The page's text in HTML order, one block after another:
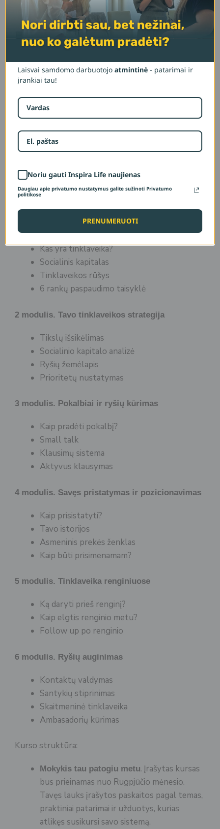
Šarūnė Petrošiūtė– žmogus kontaktas,
tinklaveikos ir socialinio kapitalo ekspertė, Inspira
įkūrėja.
14+ metų patirtis kuriant ryšius įvairiose
organizacijose.
Šimtai žmonių dalyvavo jos mokymuose ir
dirbtuvėse.
Podcasto „90 dienų su tinklaveika“ autorė.
Dirba su verslais, specialistais ir
ryšius, kurie virsta galimybėmis.
1 modulis. Tinklaveikos pagrindai
Kas yra tinklaveika?
Socialinis kapitalas
Tinklaveikos rūšys
6 rankų paspaudimo taisyklė
2 modulis. Tavo tinklaveikos strategija
Tikslų išsikėlimas
Socialinio kapitalo analizė
Ryšių žemėlapis
Prioritetų nustatymas
3 modulis. Pokalbiai ir ryšių kūrimas
Kaip pradėti pokalbį?
Small talk
Klausimų sistema
Aktyvus klausymas
4 modulis. Savęs pristatymas ir pozicionavimas
Kaip prisistatyti?
Tavo istorijos
Asmeninis prekės ženklas
Kaip būti prisimenamam?
5 modulis. Tinklaveika renginiuose
Ką daryti prieš renginį?
Kaip elgtis renginio metu?
Follow up po renginio
6 modulis. Ryšių auginimas
Kontaktų valdymas
Santykių stiprinimas
Skaitmeninė tinklaveika
Ambasadorių kūrimas
Kurso struktūra:
Mokykis tau patogiu metu. Įrašytas kursas
bus prieinamas nuo Rugpjūčio mėnesio.
Tavęs lauks įrašytos paskaitos pagal temas,
praktiniai patarimai ir užduotys, kurias
atlikęs susikursi savo sistemą.
Laisvai samdomo darbuotojo atmintinė - patarimai ir
įrankiai tau!
Noriu gauti Inspira Life naujienas
Daugiau apie privatumo nustatymus galite sužinoti Privatumo
politikose
PRENUMERUOTI